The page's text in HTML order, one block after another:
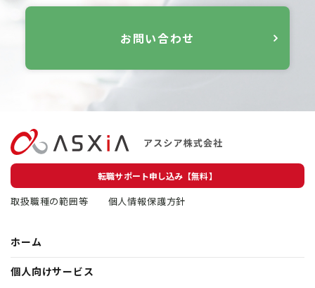
お問い合わせ
転職サポート申し込み【無料】
取扱職種の範囲等 個人情報保護方針
ホーム
個人向けサービス